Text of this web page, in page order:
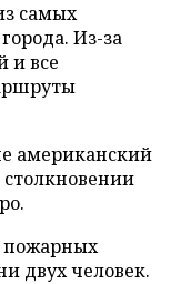
самых
Из-за
и все
американский
пожарных
двух человек.